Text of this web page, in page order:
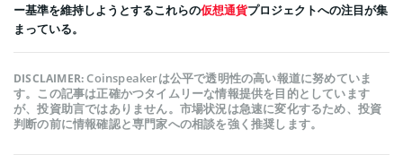
ー基準を維持しようとするこれらの仮想通貨プロジェクトへの注目が集
まっている。
DISCLAIMER:Coinspeakerは公平で透明性の高い報道に努めていま
す。この記事は正確かつタイムリーな情報提供を目的としています
が、投資助言ではありません。市場状況は急速に変化するため、投資
判断の前に情報確認と専門家への相談を強く推奨します。